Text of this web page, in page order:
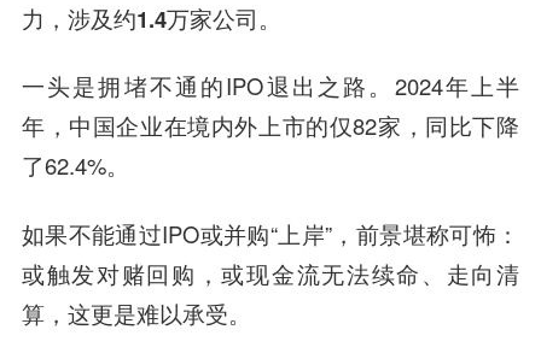
力，涉及约1.4万家公司。
一头是拥堵不通的IPO退出之路。2024年上半
年，中国企业在境内外上市的仅82家，同比下降
了62.4%。
如果不能通过IPO或并购“上岸”，前景堪称可怖：
或触发对赌回购，或现金流无法续命、走向清
算，这更是难以承受。